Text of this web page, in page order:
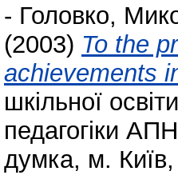
- Головко,
(2003) To the
achievements
шкільної
педагогіки
думка, м.